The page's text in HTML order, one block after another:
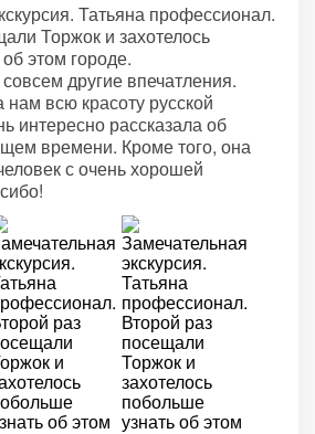
Татьяна профессионал.
Торжок и захотелось
этом городе.
другие впечатления.
нам всю красоту русской
интересно рассказала об
времени. Кроме того, она
с очень хорошей